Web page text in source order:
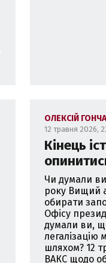
ОЛЕКСІЙ
12 травня 2026,
Кінець
Чи думали
року Вищий
обирати
Офісу
думали ви,
шляхом? 12
ВАКС щодо